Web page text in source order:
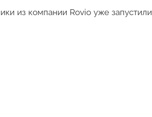
из компании Rovio уже запустили